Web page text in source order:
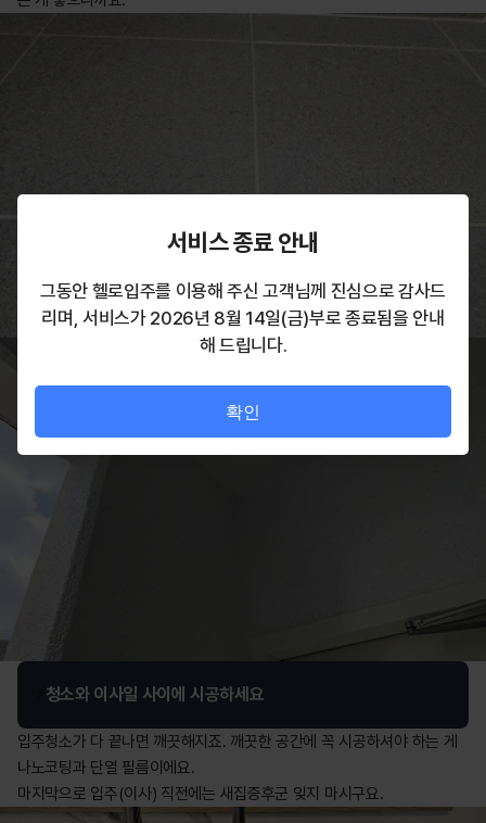
청소와 이사일 사이에 시공하세요
입주청소가 다 끝나면 깨끗해지죠. 깨끗한 공간에 꼭 시공하셔야 하는 게
나노코팅과 단열 필름이에요.
마지막으로 입주(이사) 직전에는 새집증후군 잊지 마시구요.
서비스 종료 안내
그동안 헬로입주를 이용해 주신 고객님께 진심으로 감사드
리며, 서비스가 2026년 8월 14일(금)부로 종료됨을 안내
해 드립니다.
확인